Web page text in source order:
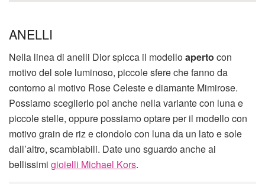
ANELLI
Nella linea di anelli Dior spicca il modelloaperto con
motivo del sole luminoso, piccole sfere che fanno da
contorno al motivo Rose Celeste e diamante Mimirose.
Possiamo sceglierlo poi anche nella variante con luna e
piccole stelle, oppure possiamo optare per il modello con
motivo grain de riz e ciondolo con luna da un lato e sole
dall’altro, scambiabili. Date uno sguardo anche ai
bellissimi gioielli Michael Kors.